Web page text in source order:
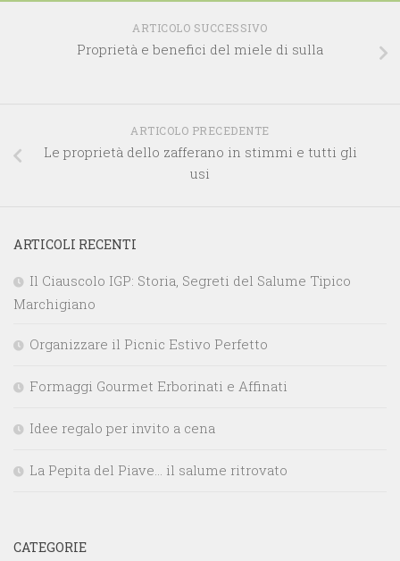
ARTICOLO SUCCESSIVO
Proprietà e benefici del miele di sulla
ARTICOLO PRECEDENTE
Le proprietà dello zafferano in stimmi e tutti gli
usi
ARTICOLI RECENTI
Il Ciauscolo IGP: Storia, Segreti del Salume Tipico
Marchigiano
Organizzare il Picnic Estivo Perfetto
Formaggi Gourmet Erborinati e Affinati
Idee regalo per invito a cena
La Pepita del Piave… il salume ritrovato
CATEGORIE